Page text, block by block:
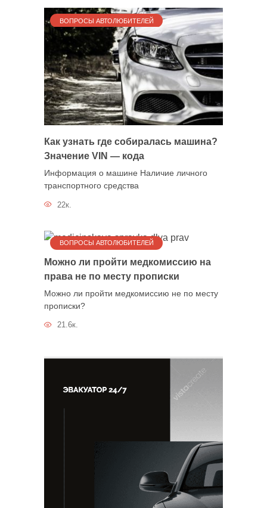
ВОПРОСЫ АВТОЛЮБИТЕЛЕЙ
Как узнать где собиралась машина?
Значение VIN — кода
Информация о машине Наличие личного
транспортного средства
22к.
ВОПРОСЫ АВТОЛЮБИТЕЛЕЙ
Можно ли пройти медкомиссию на
права не по месту прописки
Можно ли пройти медкомиссию не по месту
прописки?
21.6к.